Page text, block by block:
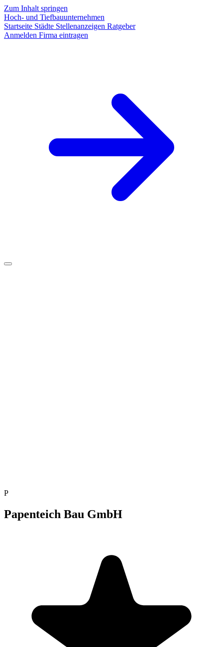
Zum Inhalt springen
Hoch- und Tiefbauunternehmen
Startseite Städte Stellenanzeigen Ratgeber
Anmelden Firma eintragen
P
Papenteich Bau GmbH